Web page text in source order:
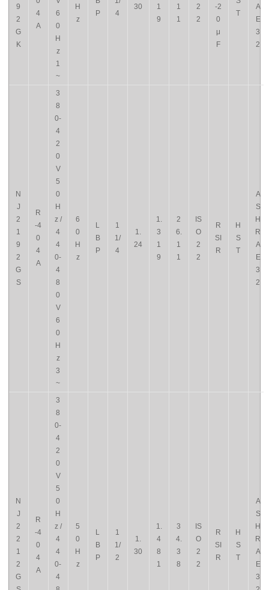
9
2
G
K
4
A
6
0
H
z
1
~
H
z
P
4
30
1
9
1
1
2
2
-2
0
μ
F
T
A
E
3
2
N
J
2
1
9
2
G
S
R
-4
0
4
A
3
8
0-
4
2
0
V
5
0
H
z /
4
4
0-
4
8
0
V
6
0
H
z
3
~
6
0
H
z
L
B
P
1
1/
4
1.
24
1.
3
1
9
2
6.
1
1
IS
O
2
2
R
SI
R
H
S
T
A
S
H
R
A
E
3
2
N
J
2
2
1
2
G
R
-4
0
4
A
3
8
0-
4
2
0
V
5
0
H
z /
4
4
0-
4
5
0
H
z
L
B
P
1
1/
2
1.
30
1.
4
8
1
3
4.
3
8
IS
O
2
2
R
SI
R
H
S
T
A
S
H
R
A
E
3